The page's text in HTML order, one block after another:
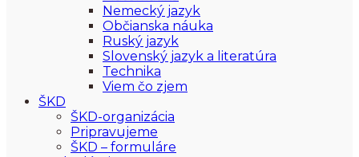
Nemecký jazyk
Občianska náuka
Ruský jazyk
Slovenský jazyk a literatúra
Technika
Viem čo zjem
ŠKD
ŠKD-organizácia
Pripravujeme
ŠKD – formuláre